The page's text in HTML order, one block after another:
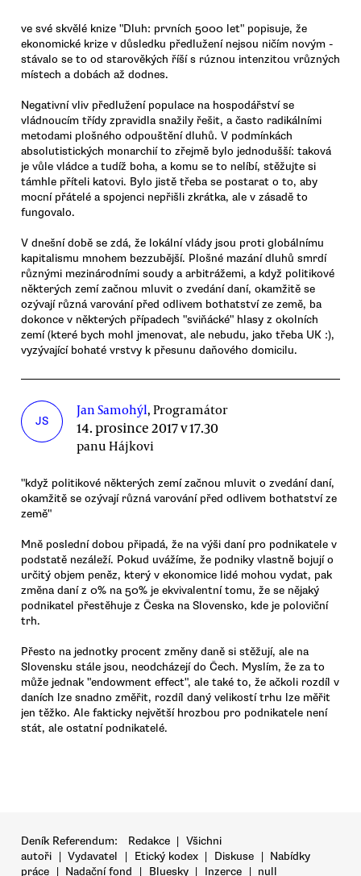
ve své skvělé knize "Dluh: prvních 5000 let" popisuje, že
ekonomické krize v důsledku předlužení nejsou ničím novým -
stávalo se to od starověkých říší s rúznou intenzitou vrůzných
místech a dobách až dodnes.
Negativní vliv předlužení populace na hospodářství se
vládnoucím třídy zpravidla snažily řešit, a často radikálními
metodami plošného odpouštění dluhů. V podmínkách
absolutistických monarchií to zřejmě bylo jednodušší: taková
je vůle vládce a tudíž boha, a komu se to nelíbí, stěžujte si
támhle příteli katovi. Bylo jistě třeba se postarat o to, aby
mocní přátelé a spojenci nepřišli zkrátka, ale v zásadě to
fungovalo.
V dnešní době se zdá, že lokální vlády jsou proti globálnímu
kapitalismu mnohem bezzubější. Plošné mazání dluhů smrdí
různými mezinárodními soudy a arbitrážemi, a když politikové
některých zemí začnou mluvit o zvedání daní, okamžitě se
ozývají různá varování před odlivem bothatství ze země, ba
dokonce v některých případech "sviňácké" hlasy z okolních
zemí (které bych mohl jmenovat, ale nebudu, jako třeba UK :),
vyzývající bohaté vrstvy k přesunu daňového domicilu.
JS
Jan Samohýl, Programátor
14. prosince 2017 v 17.30
panu Hájkovi
"když politikové některých zemí začnou mluvit o zvedání daní,
okamžitě se ozývají různá varování před odlivem bothatství ze
země"
Mně poslední dobou připadá, že na výši daní pro podnikatele v
podstatě nezáleží. Pokud uvážíme, že podniky vlastně bojují o
určitý objem peněz, který v ekonomice lidé mohou vydat, pak
změna daní z 0% na 50% je ekvivalentní tomu, že se nějaký
podnikatel přestěhuje z Česka na Slovensko, kde je poloviční
trh.
Přesto na jednotky procent změny daně si stěžují, ale na
Slovensku stále jsou, neodcházejí do Čech. Myslím, že za to
může jednak "endowment effect", ale také to, že ačkoli rozdíl v
daních lze snadno změřit, rozdíl daný velikostí trhu lze měřit
jen těžko. Ale fakticky největší hrozbou pro podnikatele není
stát, ale ostatní podnikatelé.
Deník Referendum: Redakce | Všichni
autoři | Vydavatel | Etický kodex | Diskuse | Nabídky
práce | Nadační fond | Bluesky | Inzerce | null